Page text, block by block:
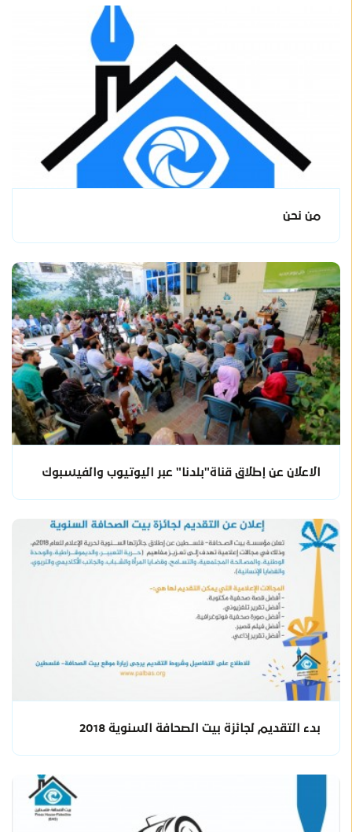
من نحن
الاعلان عن إطلاق قناة"بلدنا" عبر اليوتيوب والفيسبوك
بدء التقديم لجائزة بيت الصحافة السنوية 2018